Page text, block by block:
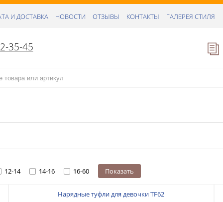
И ДОСТАВКА НОВОСТИ ОТЗЫВЫ КОНТАКТЫ ГАЛЕРЕЯ СТИЛЯ
35-45
12-14 14-16 16-60 Показать
Нарядные туфли для девочки TF62